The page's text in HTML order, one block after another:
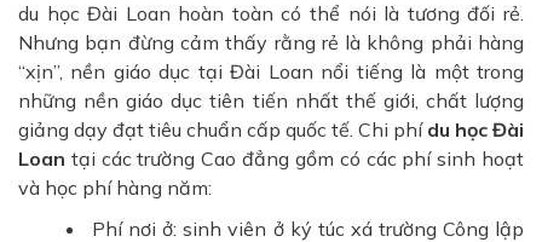
du học Đài Loan hoàn toàn có thể nói là tương đối rẻ.
Nhưng bạn đừng cảm thấy rằng rẻ là không phải hàng
“xịn”, nền giáo dục tại Đài Loan nổi tiếng là một trong
những nền giáo dục tiên tiến nhất thế giới, chất lượng
giảng dạy đạt tiêu chuẩn cấp quốc tế. Chi phí du học Đài
Loan tại các trường Cao đẳng gồm có các phí sinh hoạt
và học phí hàng năm:
Phí nơi ở: sinh viên ở ký túc xá trường Công lập